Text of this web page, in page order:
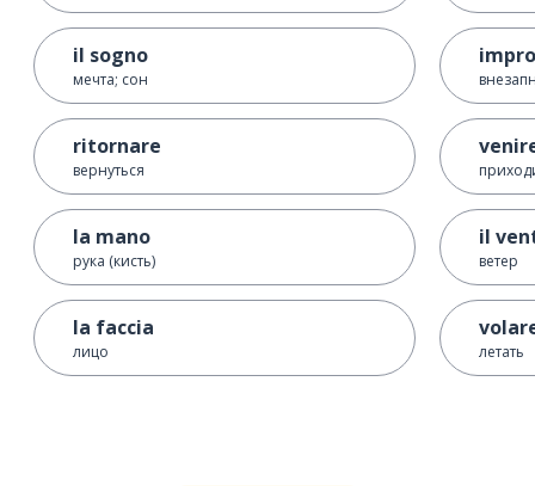
il sogno
мечта; сон
ritornare
вернуться
la mano
рука (кисть)
la faccia
лицо
il
ветер
летать